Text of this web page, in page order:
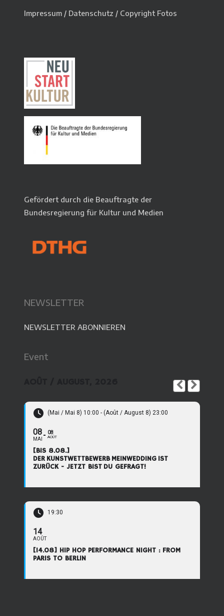
Impressum / Datenschutz / Copyright Fotos
Gefördert durch die Beauftragte der
Bundesregierung für Kultur und Medien
NEWSLETTER
NEWSLETTER ABONNIEREN
Event
(Mai / Mai 8) 10:00 - (Août / August 8) 23:00
08
MAI
08
AOÛT
[BIS 8.08.]
DER KUNSTWETTBEWERB MEINWEDDING IST
ZURÜCK - JETZT BIST DU GEFRAGT!
19:30
14
AOÛT
[14.08] HIP HOP PERFORMANCE NIGHT : FROM
PARIS TO BERLIN